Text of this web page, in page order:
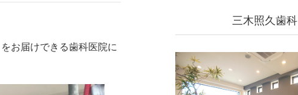
お届けできる歯科医院に
三木照久歯科